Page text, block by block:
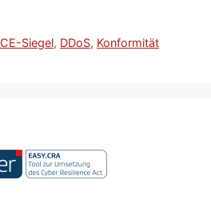
CE-Siegel, DDoS, Konformität